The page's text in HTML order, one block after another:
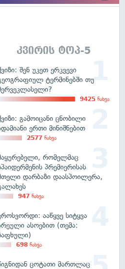
კვირის ტოპ-5
შენ უკეთ ერკვევი
ტერმინებში თუ
9425 ნახვა
გამოიცანი ცნობილი
ერთი მინიშნებით
2577 ნახვა
რომელმაც
პრემიერისას
დარბაზი დაასპოილერა,
947 ნახვა
ააწყვე სიტყვა
ასოებით (თემა:
698 ნახვა
ცოტათი მართლაც